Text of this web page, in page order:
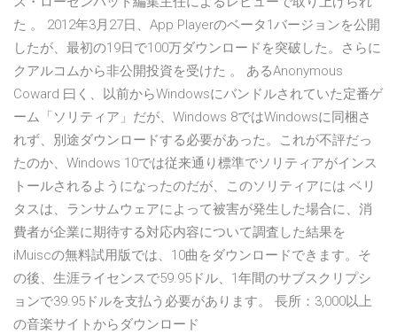
た 。 2012年3月27日、App Playerのベータ1バージョンを公開
したが、最初の19日で100万ダウンロードを突破した。さらに
クアルコムから非公開投資を受けた 。 あるAnonymous
Coward 曰く、以前からWindowsにバンドルされていた定番ゲ
ーム「ソリティア」だが、Windows 8ではWindowsに同梱さ
れず、別途ダウンロードする必要があった。これが不評だっ
たのか、Windows 10では従来通り標準でソリティアがインス
トールされるようになったのだが、このソリティアには ベリ
タスは、ランサムウェアによって被害が発生した場合に、消
費者が企業に期待する対応内容について調査した結果を
iMuiscの無料試用版では、10曲をダウンロードできます。そ
の後、生涯ライセンスで59.95ドル、1年間のサブスクリプシ
ョンで39.95ドルを支払う必要があります。 長所：3,000以上
の音楽サイトからダウンロード